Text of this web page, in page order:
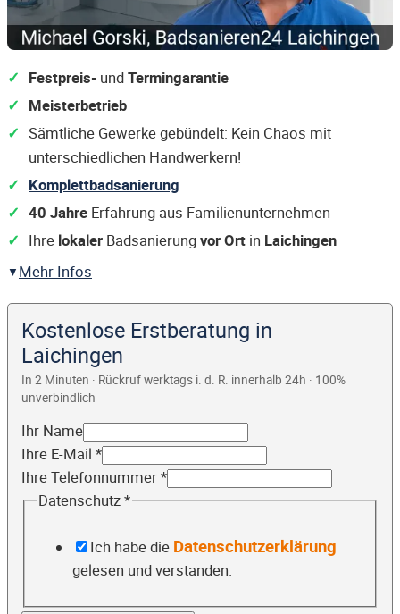
Festpreis- undTermingarantie
Meisterbetrieb
Sämtliche Gewerke gebündelt: Kein Chaos mit
unterschiedlichen Handwerkern!
Komplettbadsanierung
40 Jahre Erfahrung aus Familienunternehmen
Ihre lokaler Badsanierungvor Ort in Laichingen
Mehr Infos
Kostenlose Erstberatung in
Laichingen
In 2 Minuten · Rückruf werktags i. d. R. innerhalb 24h · 100%
unverbindlich
Ihr Name
Ihre E-Mail *
Ihre Telefonnummer*
Datenschutz*
Ich habe die Datenschutzerklärung
gelesen und verstanden.